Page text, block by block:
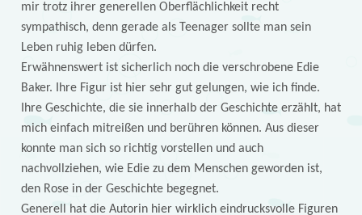
mir trotz ihrer generellen Oberflächlichkeit recht
sympathisch, denn gerade als Teenager sollte man sein
Leben ruhig leben dürfen.
Erwähnenswert ist sicherlich noch die verschrobene Edie
Baker. Ihre Figur ist hier sehr gut gelungen, wie ich finde.
Ihre Geschichte, die sie innerhalb der Geschichte erzählt, hat
mich einfach mitreißen und berühren können. Aus dieser
konnte man sich so richtig vorstellen und auch
nachvollziehen, wie Edie zu dem Menschen geworden ist,
den Rose in der Geschichte begegnet.
Generell hat die Autorin hier wirklich eindrucksvolle Figuren